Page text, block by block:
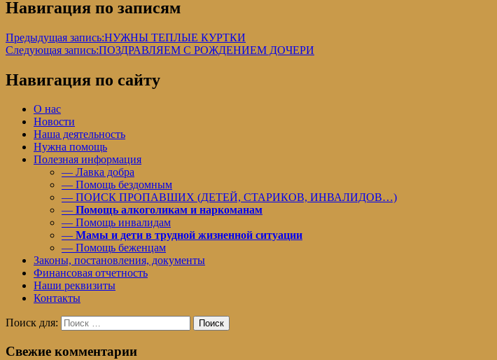
Навигация по записям
Предыдущая запись:НУЖНЫ ТЕПЛЫЕ КУРТКИ
Следующая запись:ПОЗДРАВЛЯЕМ С РОЖДЕНИЕМ ДОЧЕРИ
Навигация по сайту
О нас
Новости
Наша деятельность
Нужна помощь
Полезная информация
— Лавка добра
— Помощь бездомным
— ПОИСК ПРОПАВШИХ (ДЕТЕЙ, СТАРИКОВ, ИНВАЛИДОВ…)
— Помощь алкоголикам и наркоманам
— Помощь инвалидам
— Мамы и дети в трудной жизненной ситуации
— Помощь беженцам
Законы, постановления, документы
Финансовая отчетность
Наши реквизиты
Контакты
Поиск для: Поиск
Свежие комментарии